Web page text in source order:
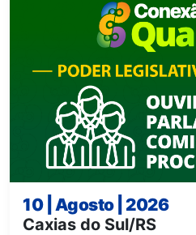
10 | Agosto | 2026
Caxias do Sul/RS